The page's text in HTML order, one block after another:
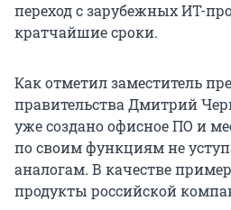
переход с зарубежных ИТ-
кратчайшие сроки.
Как отметил заместитель
правительства Дмитрий
уже создано офисное ПО и
по своим функциям не
аналогам. В качестве
продукты российской